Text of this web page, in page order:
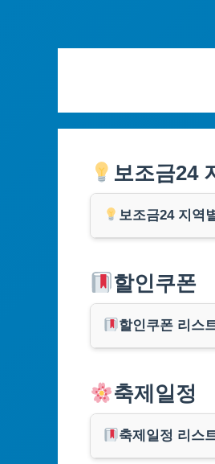
보조금24
보조금24 지역
부산광역시
대구광역시
인천광역시
광주광역시
할인쿠폰
할인쿠폰 리스
쿠팡
클룩
축제일정
축제일정 리스